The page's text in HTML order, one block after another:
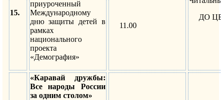
15.
приуроченный
Международному
дню защиты детей в
рамках
национального
проекта
«Демография»
11.00
ДО
«Каравай дружбы:
Все народы России
за одним столом»